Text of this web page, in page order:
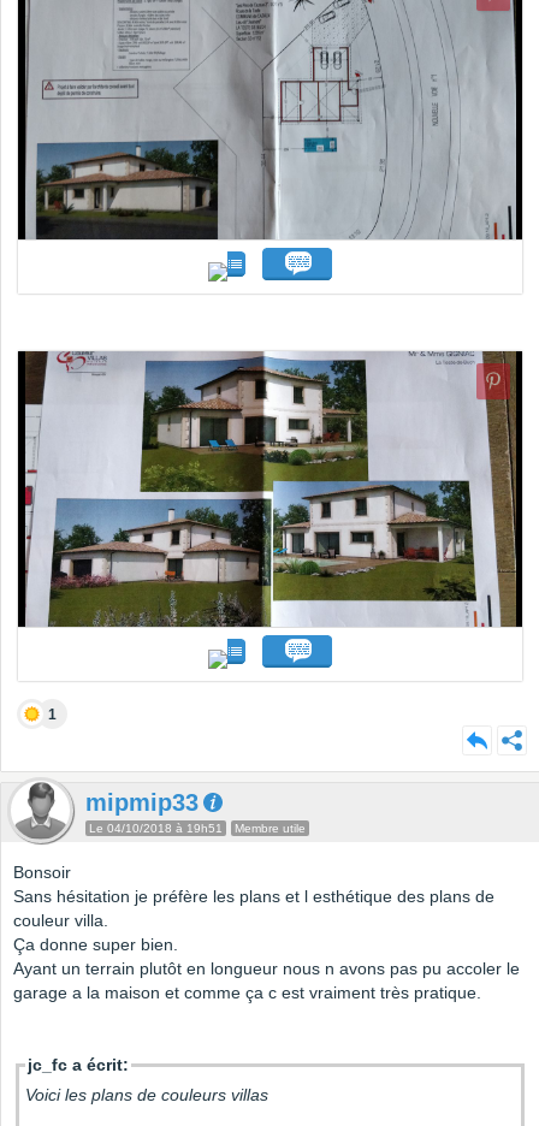
1
mipmip33
Le 04/10/2018 à 19h51 Membre utile
Bonsoir
Sans hésitation je préfère les plans et l esthétique des plans de
couleur villa.
Ça donne super bien.
Ayant un terrain plutôt en longueur nous n avons pas pu accoler le
garage a la maison et comme ça c est vraiment très pratique.
jc_fc a écrit:
Voici les plans de couleurs villas